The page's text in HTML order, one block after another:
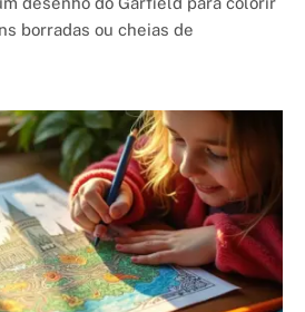
borradas ou cheias de